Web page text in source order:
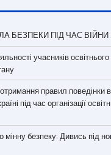
БЕЗПЕКИ ПІД ЧАС ВІЙНИ
учасників
правил поведінки
під час організації
безпеку: Дивись під